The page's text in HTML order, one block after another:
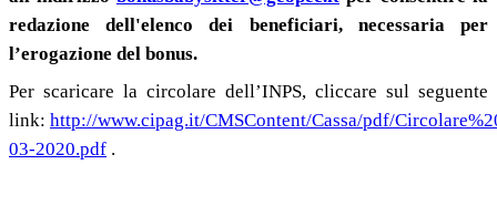
redazione dell'elenco dei beneficiari, necessaria per
l’erogazione del bonus.
Per scaricare la circolare dell’INPS, cliccare sul seguente
link: http://www.cipag.it/CMSContent/Cassa/pdf/
03-2020.pdf .